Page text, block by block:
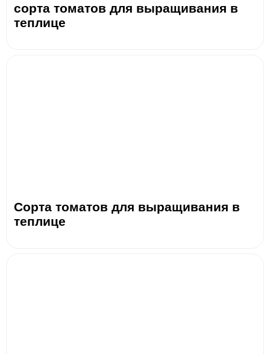
сорта томатов для выращивания в
теплице
Сорта томатов для выращивания в
теплице